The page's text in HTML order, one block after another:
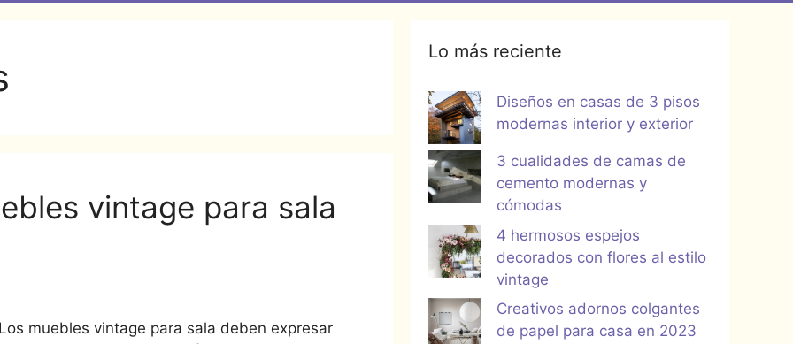
vintage para sala
Los muebles vintage para sala deben expresar
Lo más reciente
Diseños en casas de 3 pisos
modernas interior y exterior
3 cualidades de camas de
cemento modernas y
cómodas
4 hermosos espejos
decorados con flores al estilo
vintage
Creativos adornos colgantes
de papel para casa en 2023